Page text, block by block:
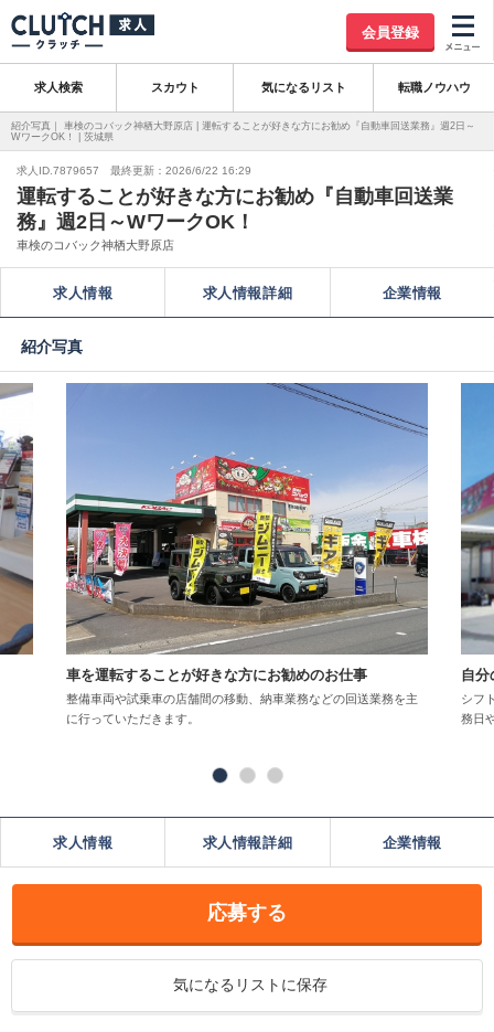
会員登録
求人検索 スカウト 気になるリスト 転職ノウハウ
紹介写真｜ 車検のコバック神栖大野原店 | 運転することが好きな方にお勧め『自動車回送業務』週2日～
WワークOK！ | 茨城県
求人ID.7879657 最終更新：2026/6/22 16:29
運転することが好きな方にお勧め『自動車回送業
務』週2日～WワークOK！
車検のコバック神栖大野原店
求人情報 求人情報詳細 企業情報
紹介写真
車を運転することが好きな方にお勧めのお仕事
整備車両や試乗車の店舗間の移動、納車業務などの回送業務を主
に行っていただきます。
自分
シフ
務日
求人情報 求人情報詳細 企業情報
応募する
気になるリストに保存